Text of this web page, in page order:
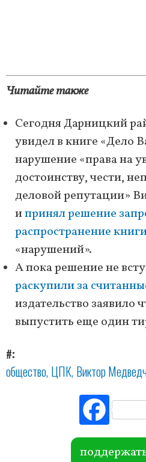
Читайте также
Сегодня Дарницкий
увидел в книге «Дело
нарушение «права на
достоинству, чести,
деловой репутации»
ипринял решение
распространение
«нарушений».
А пока решение не
раскупили за
издательство заявило
выпустить еще один
#
общество ЦПК Виктор
Fac
ebo
ok